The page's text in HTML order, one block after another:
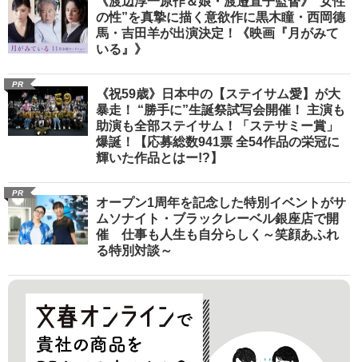
の性”を真摯に描く意欲作に黒木瞳・西岡德
馬・吉田羊が出演決定！《映画『月がみて
いる』》
PR
《祝59歳》日本中の【ステイサム愛】が大
暴走！ “勝手に”生誕祭試写会開催！ 主演も
助演も全部ステイサム！「ステサミー賞」
爆誕！【応募総数941票 全54作品の栄冠に
輝いた作品とはー!?】
PR
オープン1周年を記念した特別イベントがサ
ムソナイト・ブラックレーベル銀座店で開
催 仕事も人生も自分らしく～笑顔あふれ
る特別対談～